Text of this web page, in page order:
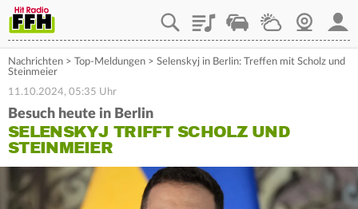
PlaylistStaupilotWetterWebcam
Nachrichten > Top-Meldungen > Selenskyj in Berlin: Treffen mit Scholz und
Steinmeier
11.10.2024, 05:35 Uhr
Besuch heute in Berlin
SELENSKYJ TRIFFT SCHOLZ UND
STEINMEIER